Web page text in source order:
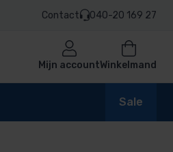
Contact 040-20 169 27
Mijn accountWinkelmand
Sale